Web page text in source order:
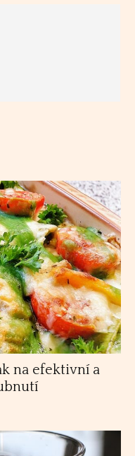
na efektivní a